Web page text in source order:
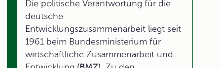
Die politische Verantwortung für die
deutsche
Entwicklungszusammenarbeit liegt seit
1961 beim Bundesministerium für
wirtschaftliche Zusammenarbeit und